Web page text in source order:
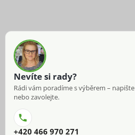
Nevíte si rady?
Rádi vám poradíme s výběrem – napište
nebo zavolejte.
+420 466 970 271